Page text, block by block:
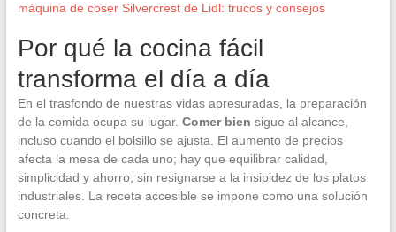
máquina de coser Silvercrest de Lidl: trucos y consejos
Por qué la cocina fácil
transforma el día a día
En el trasfondo de nuestras vidas apresuradas, la preparación
de la comida ocupa su lugar. Comer bien sigue al alcance,
incluso cuando el bolsillo se ajusta. El aumento de precios
afecta la mesa de cada uno; hay que equilibrar calidad,
simplicidad y ahorro, sin resignarse a la insipidez de los platos
industriales. La receta accesible se impone como una solución
concreta.